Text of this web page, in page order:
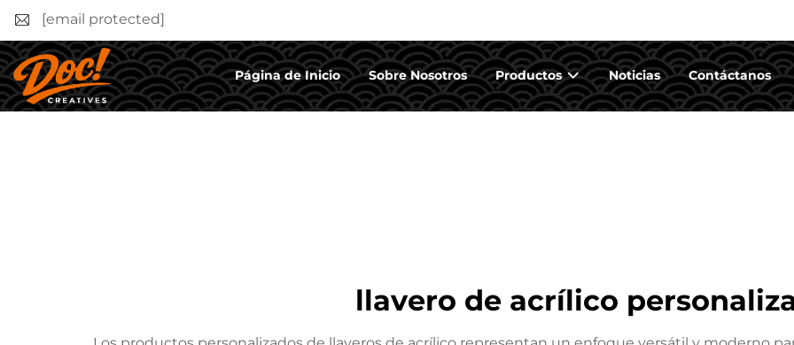
[email protected]
Página de Inicio Sobre Nosotros Productos Noticias Contáctanos
llavero de acrílico